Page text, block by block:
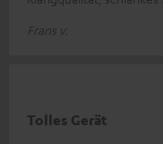
Frans v.
Tolles Gerät